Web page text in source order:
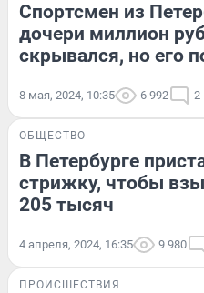
Спортсмен из
дочери миллион
скрывался, но его
8 мая, 2024, 10:35 6 992 2
ОБЩЕСТВО
В Петербурге
стрижку, чтобы
205 тысяч
4 апреля, 2024, 16:35 9 980
ПРОИСШЕСТВИЯ